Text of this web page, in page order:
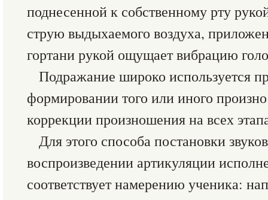
поднесенной к собственному рту
струю выдыхаемого воздуха,
гортани рукой ощущает вибрацию
Подражание широко используется
формировании того или иного
коррекции произношения на всех
Для этого способа постановки
воспроизведении артикуляции
соответствует намерению ученика: